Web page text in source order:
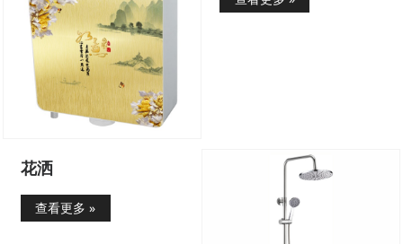
花洒
查看更多 »